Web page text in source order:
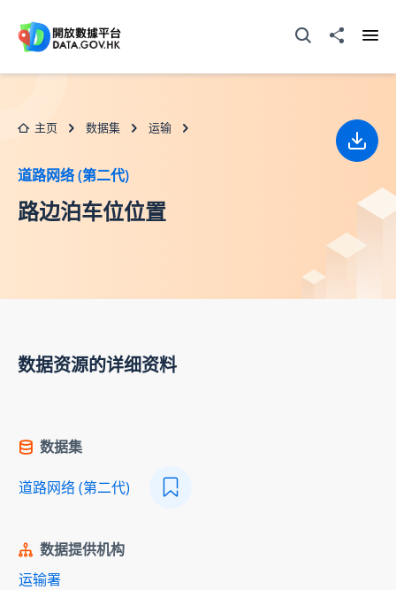
打开搜寻器分享至
主页 数据集 运输
道路网络 (第二代)
路边泊车位位置
下载
数据资源的详细资料
数据集
道路网络 (第二代)
数据提供机构
运输署